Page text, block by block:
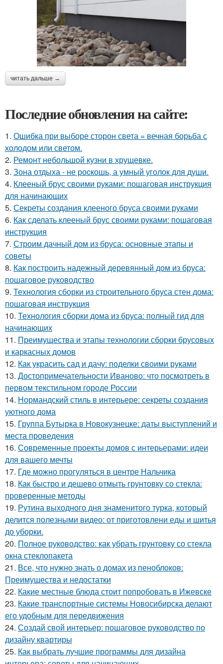
читать дальше →
Последние обновления на сайте:
1. Ошибка при выборе сторон света = вечная борьба с
холодом или светом.
2. Ремонт небольшой кузни в хрущевке.
3. Зона отдыха - не роcкошь, а умный уголок для души.
4. Клееный брус своими руками: пошаговая инструкция
для начинающих
5. Секреты создания клееного бруса своими руками
6. Как сделать клееный брус своими руками: пошаговая
инструкция
7. Строим дачный дом из бруса: основные этапы и
советы
8. Как построить надежный деревянный дом из бруса:
пошаговое руководство
9. Технология сборки из строительного бруса стен дома:
пошаговая инструкция
10. Технология сборки дома из бруса: полный гид для
начинающих
11. Преимущества и этапы технологии сборки брусовых
и каркасных домов
12. Как украсить сад и дачу: поделки своими руками
13. Достопримечательности Иваново: что посмотреть в
первом текстильном городе России
14. Нормандский стиль в интерьере: секреты создания
уютного дома
15. Группа Бутырка в Новокузнецке: даты выступлений и
места проведения
16. Современные проекты домов с интерьерами: идеи
для вашего мечты
17. Где можно прогуляться в центре Нальчика
18. Как быстро и дешево отмыть грунтовку со стекла:
проверенные методы
19. Рутина выходного дня знаменитого турка, который
делится полезными видео: от приготовлени еды и шитья
до уборки.
20. Полное руководство: как убрать грунтовку со стекла
окна стеклопакета
21. Все, что нужно знать о домах из пеноблоков:
Преимущества и недостатки
22. Какие местные блюда стоит попробовать в Ижевске
23. Какие транспортные системы Новосибирска делают
его удобным для передвижения
24. Создай свой интерьер: пошаговое руководство по
дизайну квартиры
25. Как выбрать лучшие программы для дизайна